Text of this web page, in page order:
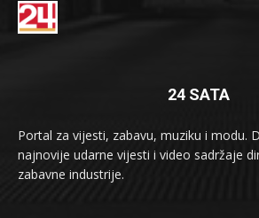
24 SATA
Portal za vijesti, zabavu, muziku i modu.
najnovije udarne vijesti i video sadržaje
zabavne industrije.